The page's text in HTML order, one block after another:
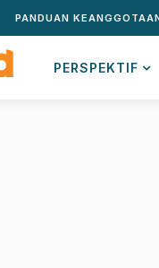
PANDUAN
PERSPEKTIF